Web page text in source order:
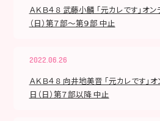
ＡＫＢ４８ 武藤小麟 「元カレです」オ
（日）第７部～第９部 中止
2022.06.26
ＡＫＢ４８ 向井地美音 「元カレです」
日（日）第７部以降 中止